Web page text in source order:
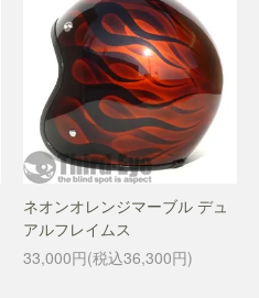
ネオンオレンジマーブル デュ
アルフレイムス
33,000円(税込36,300円)